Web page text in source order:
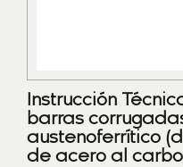
Instrucción
barras
austenoferrítico
de acero al